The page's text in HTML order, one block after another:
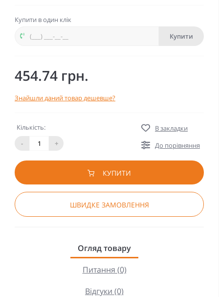
Купити в один клік
Купити
454.74 грн.
Знайшли даний товар дешевше?
Кількість:
-
+
В закладки
До порівняння
КУПИТИ
ШВИДКЕ ЗАМОВЛЕННЯ
Огляд товару
Питання (0)
Відгуки (0)